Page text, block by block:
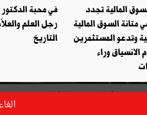
يوم الأربعاء في، قرار الأول من نوعه
المالية تجدد
متانة السوق المالية
وتدعو المستثمرين
الانسياق وراء
في محبة الدكتور
رجل العلم
التاريخ